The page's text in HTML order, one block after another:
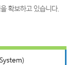
확보하고 있습니다.